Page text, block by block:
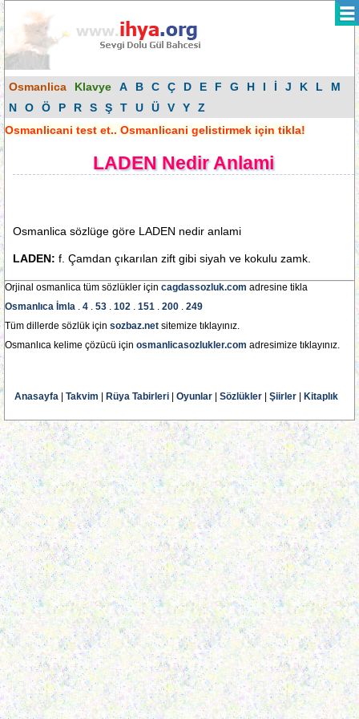
Osmanlica Klavye A B C Ç D E F G H I İ J K L
M
N
O Ö P R S Ş T U Ü V Y
Z
Osmanlicani test et.. Osmanlicani gelistirmek için tikla!
LADEN Nedir Anlami
Osmanlica sözlüge göre LADEN nedir anlami
LADEN: f. Çamdan çıkarılan zift gibi siyah ve kokulu zamk.
Orjinal osmanlica tüm sözlükler için cagdassozluk.com adresine tikla
Osmanlıca İmla . 4 . 53 . 102 . 151 . 200 . 249
Tüm dillerde sözlük için sozbaz.net sitemize tıklayınız.
Osmanlıca kelime çözücü için osmanlicasozlukler.com adresimize tıklayınız.
Anasayfa Takvim Rüya Tabirleri Oyunlar Sözlükler Şiirler Kitaplık